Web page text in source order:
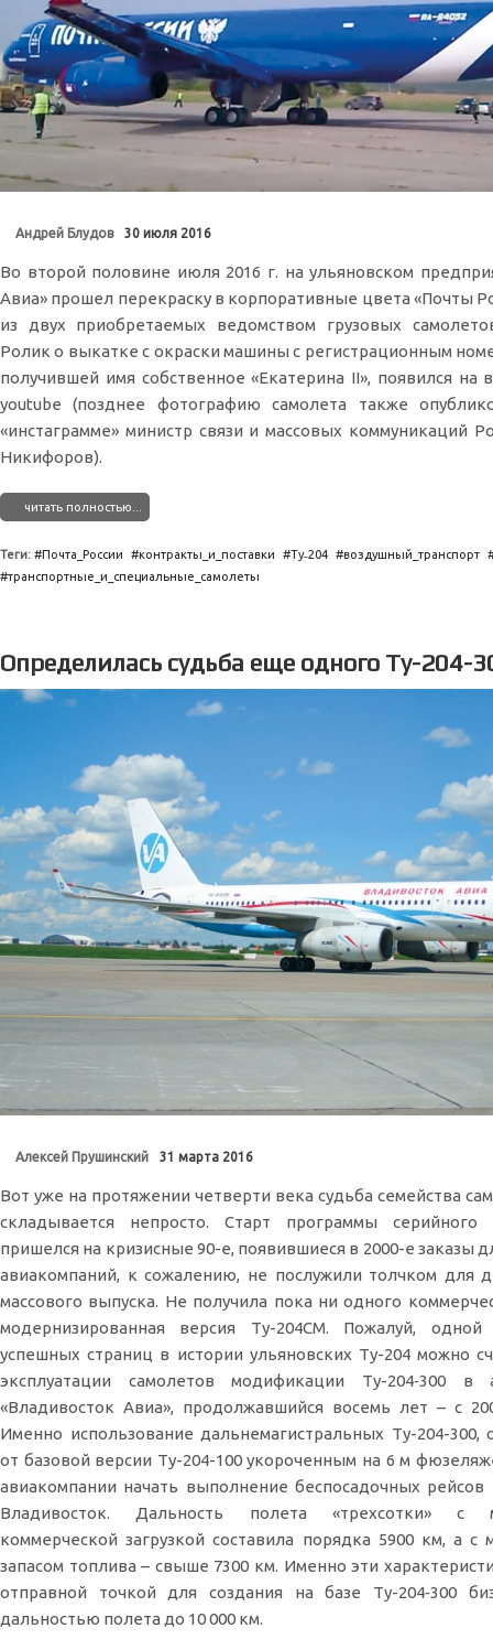
Андрей Блудов 30 июля 2016
Во второй половине июля 2016 г. на ульяновском
Авиа» прошел перекраску в корпоративные цвета «Почты
из двух приобретаемых ведомством грузовых
Ролик о выкатке с окраски машины с регистрационным
получившей имя собственное «Екатерина II», появился на
youtube (позднее фотографию самолета также
«инстаграмме» министр связи и массовых коммуникаций
Никифоров).
читать полностью...
Теги: Почта_России контракты_и_поставки Ту˗204
воздушный_транспорт
транспортные_и_специальные_самолеты
Определилась судьба еще одного Ту-204-
Алексей Прушинский 31 марта 2016
Вот уже на протяжении четверти века судьба семейства
складывается непросто. Старт программы серийного
пришелся на кризисные 90-е, появившиеся в 2000-е заказы
авиакомпаний, к сожалению, не послужили толчком для
массового выпуска. Не получила пока ни одного
модернизированная версия Ту-204СМ. Пожалуй,
успешных страниц в истории ульяновских Ту-204 можно
эксплуатации самолетов модификации Ту-204‑300 в
«Владивосток Авиа», продолжавшийся восемь лет – с
Именно использование дальнемагистральных Ту-204-300,
от базовой версии Ту-204-100 укороченным на 6 м
авиакомпании начать выполнение беспосадочных
Владивосток. Дальность полета «трехсотки» с
коммерческой загрузкой составила порядка 5900 км, а с
запасом топлива – свыше 7300 км. Именно эти
отправной точкой для создания на базе Ту-204‑300
дальностью полета до 10 000 км.